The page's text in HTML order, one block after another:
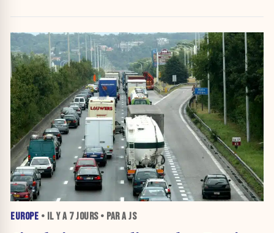
EUROPE • IL Y A 7 JOURS• PAR A JS